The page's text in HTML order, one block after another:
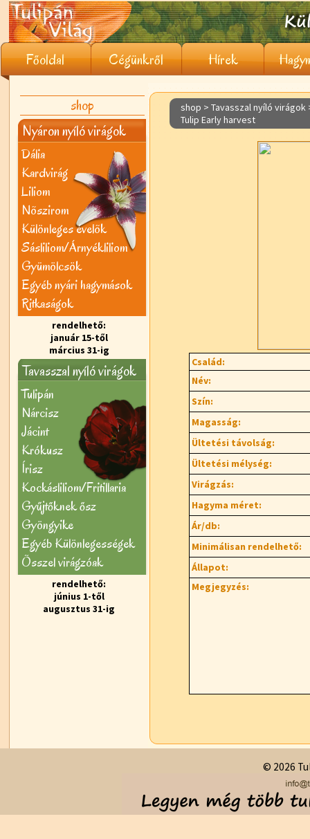
Főoldal Cégünkről Hírek
shop
Nyáron nyíló virágok
Dália
Kardvirág
Liliom
Nõszirom
Különleges évelõk
Sásliliom/Árnyékliliom
Gyümölcsök
Egyéb nyári hagymások
Ritkaságok
rendelhető:
január 15-től
március 31-ig
Tavasszal nyíló virágok
Tulipán
Nárcisz
Jácint
Krókusz
Írisz
Kockásliliom/Fritillaria
Gyűjtőknek ősz
Gyöngyike
Egyéb Különlegességek
Õsszel virágzóak
rendelhető:
június 1-től
augusztus 31-ig
shop > Tavasszal nyíló virágok
Tulip Early harvest
Család:
Név:
Szín:
Magasság:
Ültetési távolság:
Ültetési mélység:
Virágzás:
Hagyma méret:
Ár/db:
Minimálisan rendelhető:
Állapot:
Megjegyzés:
© 2026